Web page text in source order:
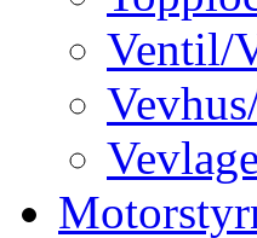
Ventil/